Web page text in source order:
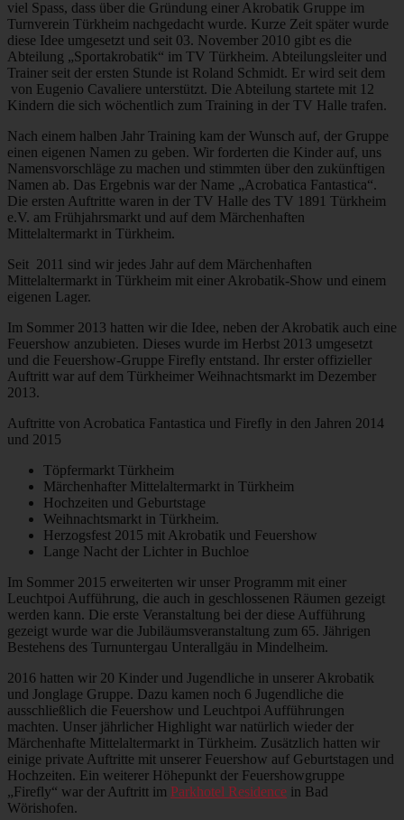
viel Spass, dass über die Gründung einer Akrobatik Gruppe im
Turnverein Türkheim nachgedacht wurde. Kurze Zeit später wurde
diese Idee umgesetzt und seit 03. November 2010 gibt es die
Abteilung „Sportakrobatik“ im TV Türkheim. Abteilungsleiter und
Trainer seit der ersten Stunde ist Roland Schmidt. Er wird seit dem
von Eugenio Cavaliere unterstützt. Die Abteilung startete mit 12
Kindern die sich wöchentlich zum Training in der TV Halle trafen.
Nach einem halben Jahr Training kam der Wunsch auf, der Gruppe
einen eigenen Namen zu geben. Wir forderten die Kinder auf, uns
Namensvorschläge zu machen und stimmten über den zukünftigen
Namen ab. Das Ergebnis war der Name „Acrobatica Fantastica“.
Die ersten Auftritte waren in der TV Halle des TV 1891 Türkheim
e.V. am Frühjahrsmarkt und auf dem Märchenhaften
Mittelaltermarkt in Türkheim.
Seit 2011 sind wir jedes Jahr auf dem Märchenhaften
Mittelaltermarkt in Türkheim mit einer Akrobatik-Show und einem
eigenen Lager.
Im Sommer 2013 hatten wir die Idee, neben der Akrobatik auch eine
Feuershow anzubieten. Dieses wurde im Herbst 2013 umgesetzt
und die Feuershow-Gruppe Firefly entstand. Ihr erster offizieller
Auftritt war auf dem Türkheimer Weihnachtsmarkt im Dezember
2013.
Auftritte von Acrobatica Fantastica und Firefly in den Jahren 2014
und 2015
Töpfermarkt Türkheim
Märchenhafter Mittelaltermarkt in Türkheim
Hochzeiten und Geburtstage
Weihnachtsmarkt in Türkheim.
Herzogsfest 2015 mit Akrobatik und Feuershow
Lange Nacht der Lichter in Buchloe
Im Sommer 2015 erweiterten wir unser Programm mit einer
Leuchtpoi Aufführung, die auch in geschlossenen Räumen gezeigt
werden kann. Die erste Veranstaltung bei der diese Aufführung
gezeigt wurde war die Jubiläumsveranstaltung zum 65. Jährigen
Bestehens des Turnuntergau Unterallgäu in Mindelheim.
2016 hatten wir 20 Kinder und Jugendliche in unserer Akrobatik
und Jonglage Gruppe. Dazu kamen noch 6 Jugendliche die
ausschließlich die Feuershow und Leuchtpoi Aufführungen
machten. Unser jährlicher Highlight war natürlich wieder der
Märchenhafte Mittelaltermarkt in Türkheim. Zusätzlich hatten wir
einige private Auftritte mit unserer Feuershow auf Geburtstagen und
Hochzeiten. Ein weiterer Höhepunkt der Feuershowgruppe
„Firefly“ war der Auftritt im Parkhotel Residence in Bad
Wörishofen.